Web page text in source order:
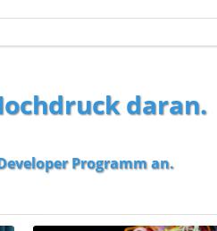
daran.
Programman.